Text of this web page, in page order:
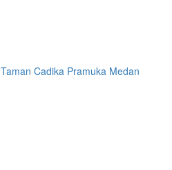
Taman Cadika Pramuka Medan